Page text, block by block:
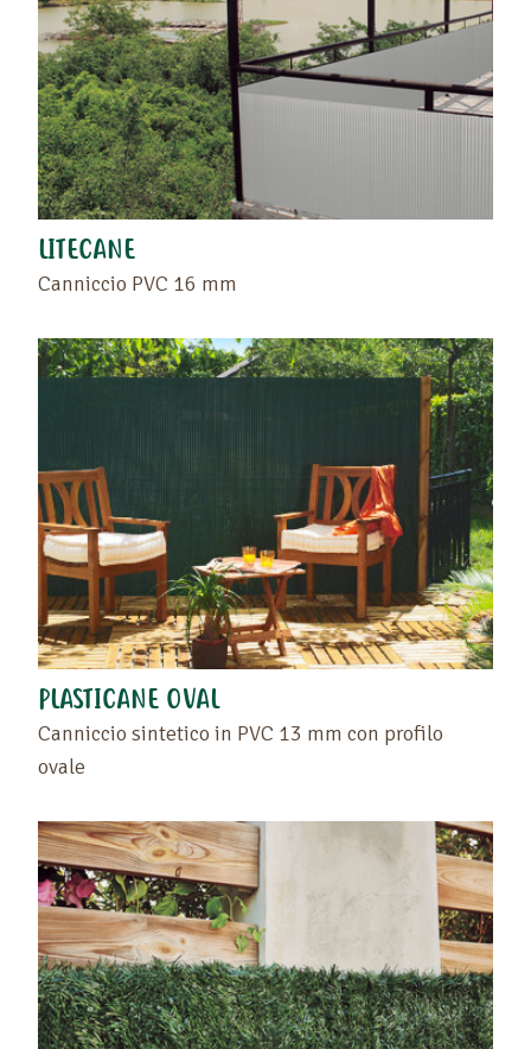
LITECANE
Canniccio PVC 16 mm
PLASTICANE OVAL
Canniccio sintetico in PVC 13 mm con profilo
ovale